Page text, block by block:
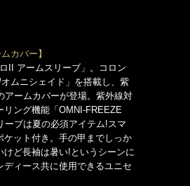
カバー】
II アームスリーブ」。コロン
ムニシェイド」を搭載し、紫
アームカバーが登場。紫外線対
ング機能「OMNI-FREEZE
ーブは夏の必須アイテム!スマ
ット付き。手の甲までしっか
ど長袖は暑い!というシーンに
ィース共に使用できるユニセ